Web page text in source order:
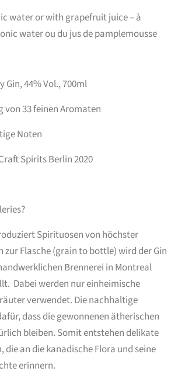
water or with grapefruit juice – à
water ou du jus de pamplemousse
Gin, 44% Vol., 700ml
von 33 feinen Aromaten
Noten
Spirits Berlin 2020
Spirituosen von höchster
zur Flasche (grain to bottle) wird der Gin
Brennerei in Montreal
Dabei werden nur einheimische
verwendet. Die nachhaltige
dass die gewonnenen ätherischen
bleiben. Somit entstehen delikate
die an die kanadische Flora und seine
erinnern.